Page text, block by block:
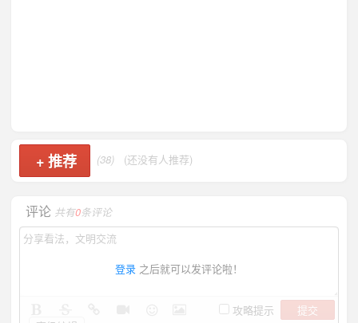
+推荐 (38) (还没有人推荐)
评论 共有0条评论
登录 之后就可以发评论啦！
攻略提示
提交